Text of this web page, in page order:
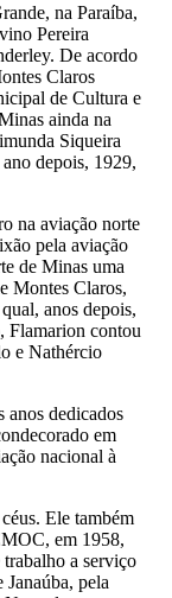
na Paraíba,
Pereira
De acordo
Claros
de Cultura e
ainda na
Siqueira
depois, 1929,
na aviação norte
pela aviação
de Minas uma
Montes Claros,
anos depois,
Flamarion contou
e Nathércio
anos dedicados
em
nacional à
Ele também
em 1958,
trabalho a serviço
pela